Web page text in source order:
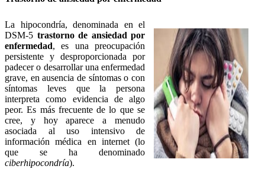
La hipocondría, denominada en el
DSM-5 trastorno de ansiedad por
enfermedad, es una preocupación
persistente y desproporcionada por
padecer o desarrollar una enfermedad
grave, en ausencia de síntomas o con
síntomas leves que la persona
interpreta como evidencia de algo
peor. Es más frecuente de lo que se
cree, y hoy aparece a menudo
asociada al uso intensivo de
información médica en internet (lo
que se ha denominado
ciberhipocondría).